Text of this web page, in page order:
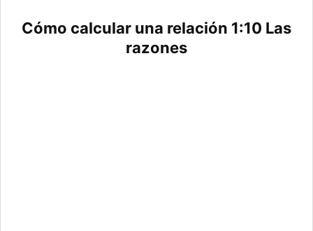
Cómo calcular una relación 1:10 Las
razones